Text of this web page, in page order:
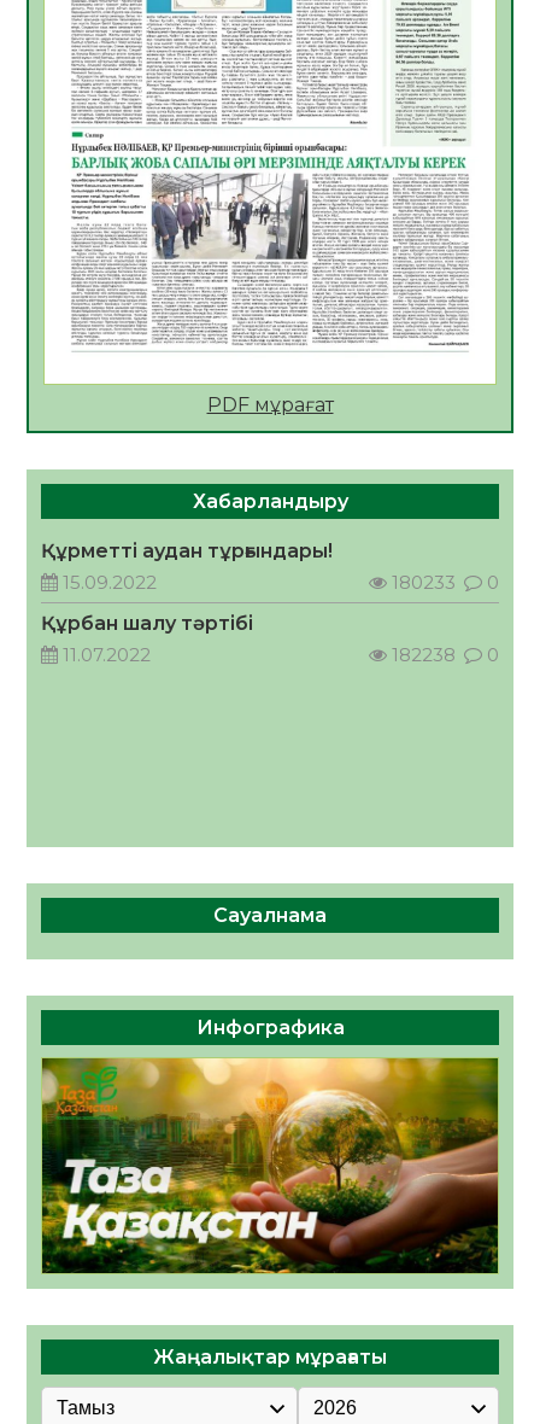
АПВ вакцинасы туралы мәлімет
06.08.2026
33
Open Air: Қызылорда облысы полиция
департаменті 20 мыңнан астам
көрерменнің қауіпсіздігін қамтамасыз етті
06.08.2026
43
ҚЫЗЫЛОРДАДА «САНАЛЫ ҰРПАҚ –
ЖАРҚЫН БОЛАШАҚ» АТТЫ КЕҢЕЙТІЛГЕН
МӘЖІЛІС ӨТТІ
05.08.2026
45
Қазақстан Орталық Азиядағы көшуге ең
азаматтың міндеті
Руслан Рүстемұлы облыс әкімінің
кеңесшісі болып тағайындалды
05.08.2026
43 0
PDF мұрағат
Хабарландыру
Құрметті аудан тұрғындары!
15.09.2022
180233
0
Құрбан шалу тәртібі
11.07.2022
182238 0
Сауалнама
Инфографика
Жаңалықтар мұрағаты